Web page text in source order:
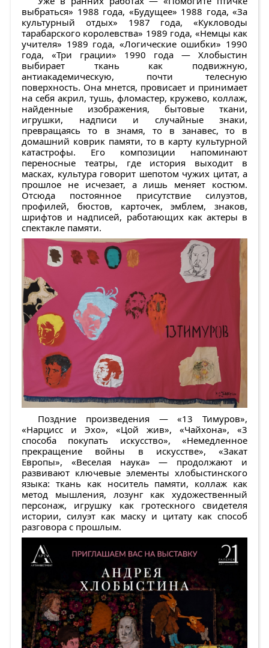
выбраться» 1988 года, «Будущее» 1988 года, «За
культурный отдых» 1987 года, «Кукловоды
тарабарского королевства» 1989 года, «Немцы как
учителя» 1989 года, «Логические ошибки» 1990
года, «Три грации» 1990 года — Хлобыстин
выбирает ткань как подвижную,
антиакадемическую, почти телесную
поверхность. Она мнется, провисает и принимает
на себя акрил, тушь, фломастер, кружево, коллаж,
найденные изображения, бытовые ткани,
игрушки, надписи и случайные знаки,
превращаясь то в знамя, то в занавес, то в
домашний коврик памяти, то в карту культурной
катастрофы. Его композиции напоминают
переносные театры, где история выходит в
масках, культура говорит шепотом чужих цитат, а
прошлое не исчезает, а лишь меняет костюм.
Отсюда постоянное присутствие силуэтов,
профилей, бюстов, карточек, эмблем, знаков,
шрифтов и надписей, работающих как актеры в
спектакле памяти.
Поздние произведения — «13 Тимуров»,
«Нарцисс и Эхо», «Цой жив», «Чайхона», «3
способа покупать искусство», «Немедленное
прекращение войны в искусстве», «Закат
Европы», «Веселая наука» — продолжают и
развивают ключевые элементы хлобыстинского
языка: ткань как носитель памяти, коллаж как
метод мышления, лозунг как художественный
персонаж, игрушку как гротескного свидетеля
истории, силуэт как маску и цитату как способ
разговора с прошлым.